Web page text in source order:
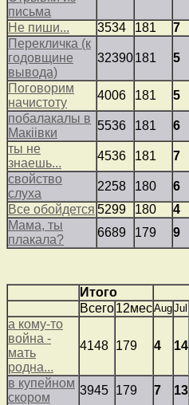
письма
Не пиши... 3534 181 7
Перекличка (к
годовщине
вывода)
32390181 5
Поговорим
начистоту
4006 181 5
побалакалы в
Макiiвки
5536 181 6
ты не
знаешь...
4536 181 7
свойство
слуха
2258 180 6
Все обойдется 5299 180 4
Мама, ты
плакала?
6689 179 9
Итого
Всего12месAugJul
а кому-то
война -
мать
родна...
4148 179 4 14
в купейном
скором
3945 179 7 13